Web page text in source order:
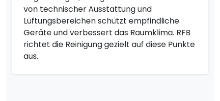
von technischer Ausstattung und
Lüftungsbereichen schützt empfindliche
Geräte und verbessert das Raumklima. RFB
richtet die Reinigung gezielt auf diese Punkte
aus.